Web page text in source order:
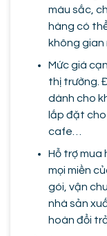
màu sắc,
hàng có
không gian
Mức giá
thị trường.
dành cho
lắp đặt
cafe…
Hỗ trợ mua
mọi miền
gói, vận
nhà sản
hoàn đổi